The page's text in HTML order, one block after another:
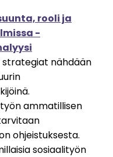
rooli ja
-
strategiat nähdään
ammatillisen
ohjeistuksesta.
sosiaalityön